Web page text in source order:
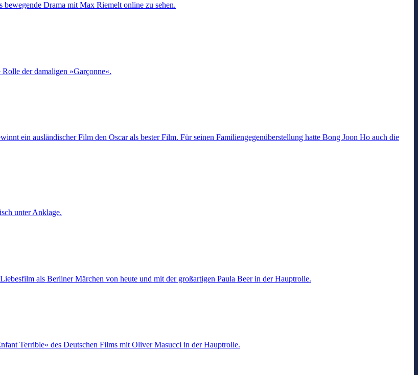
Drama mit Max Riemelt online zu sehen.
der damaligen »Garçonne«.
ein ausländischer Film den Oscar als bester Film. Für seinen Familiengegenüberstellung hatte Bong Joon Ho auch die
unter Anklage.
als Berliner Märchen von heute und mit der großartigen Paula Beer in der Hauptrolle.
Terrible« des Deutschen Films mit Oliver Masucci in der Hauptrolle.